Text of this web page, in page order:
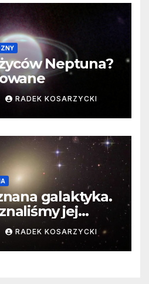
Neptuna?
RADEK KOSARZYCKI
galaktyka.
jej
RADEK KOSARZYCKI